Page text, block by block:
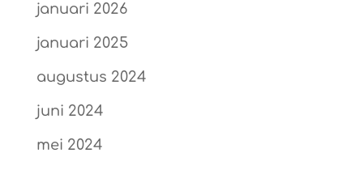
januari 2026
januari 2025
augustus 2024
juni 2024
mei 2024